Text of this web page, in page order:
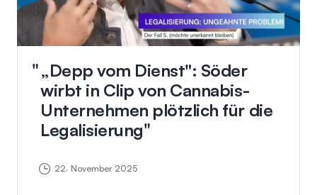
„Depp vom Dienst": Söder
wirbt in Clip von Cannabis-
Unternehmen plötzlich für die
Legalisierung
22. November 2025